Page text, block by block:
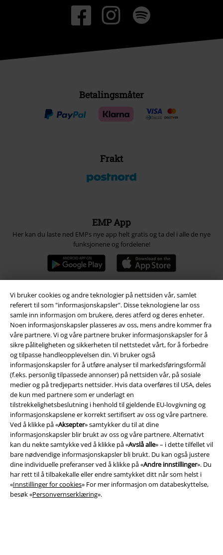
Vi bruker cookies og andre teknologier på nettsiden vår, samlet
referert til som "informasjonskapsler". Disse teknologiene lar oss
samle inn informasjon om brukere, deres atferd og deres enheter.
Noen informasjonskapsler plasseres av oss, mens andre kommer fra
våre partnere. Vi og våre partnere bruker informasjonskapsler for å
sikre påliteligheten og sikkerheten til nettstedet vårt, for å forbedre
og tilpasse handleopplevelsen din. Vi bruker også
informasjonskapsler for å utføre analyser til markedsføringsformål
(f.eks. personlig tilpassede annonser) på nettsiden vår, på sosiale
medier og på tredjeparts nettsider. Hvis data overføres til USA, deles
de kun med partnere som er underlagt en
tilstrekkelighetsbeslutning i henhold til gjeldende EU-lovgivning og
informasjonskapslene er korrekt sertifisert av oss og våre partnere.
Ved å klikke på «Aksepter» samtykker du til at dine
informasjonskapsler blir brukt av oss og våre partnere. Alternativt
kan du nekte samtykke ved å klikke på «Avslå alle» – i dette tilfellet vil
bare nødvendige informasjonskapsler bli brukt. Du kan også justere
dine individuelle preferanser ved å klikke på «Andre innstillinger». Du
har rett til å tilbakekalle eller endre samtykket ditt når som helst i
«Innstillinger for cookies» For mer informasjon om databeskyttelse,
besøk «Personvernserklæring».
Betalingsmåter
Frakt
EMP App
Her kan du laste ned EMPs nye app helt gratis og ta del i alle de nye
funksjonene og fordelene!
A Warner Music Group Company
Juridisk informasjon/Vilkår
Vilkår
Impressum